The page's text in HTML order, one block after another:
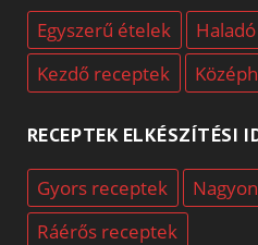
Egyszerű ételek
Kezdő receptek
RECEPTEK ELKÉSZÍTÉSI
Gyors receptek
Ráérős receptek